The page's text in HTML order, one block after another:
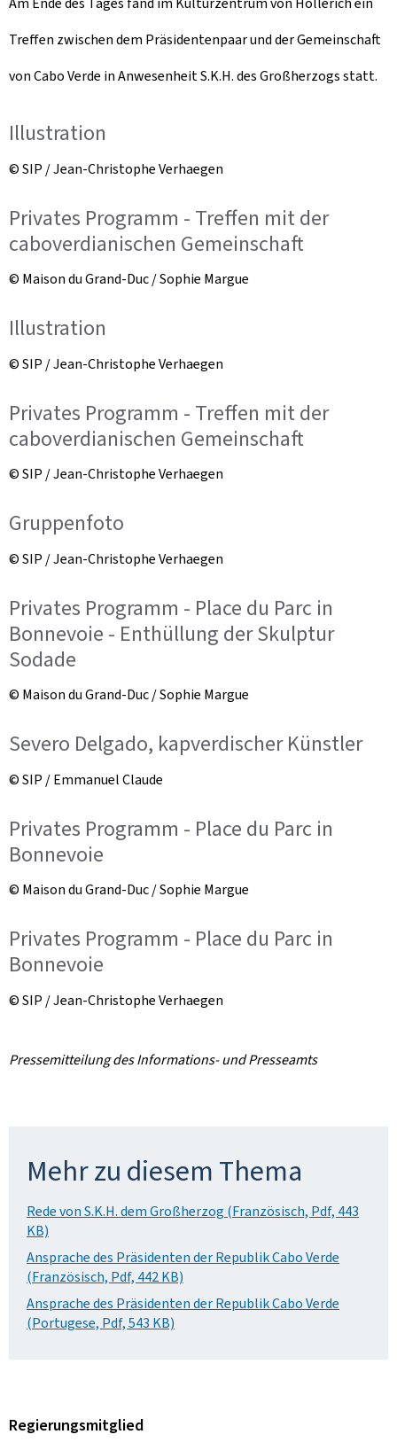
Treffen zwischen dem Präsidentenpaar und der Gemeinschaft
von Cabo Verde in Anwesenheit S.K.H. des Großherzogs statt.
Illustration
© SIP / Jean-Christophe Verhaegen
Privates Programm - Treffen mit der
caboverdianischen Gemeinschaft
© Maison du Grand-Duc / Sophie Margue
Illustration
© SIP / Jean-Christophe Verhaegen
Privates Programm - Treffen mit der
caboverdianischen Gemeinschaft
© SIP / Jean-Christophe Verhaegen
Gruppenfoto
© SIP / Jean-Christophe Verhaegen
Privates Programm - Place du Parc in
Bonnevoie - Enthüllung der Skulptur
Sodade
© Maison du Grand-Duc / Sophie Margue
Severo Delgado, kapverdischer Künstler
© SIP / Emmanuel Claude
Privates Programm - Place du Parc in
Bonnevoie
© Maison du Grand-Duc / Sophie Margue
Privates Programm - Place du Parc in
Bonnevoie
© SIP / Jean-Christophe Verhaegen
Pressemitteilung des Informations- und Presseamts
Mehr zu diesem Thema
Rede von S.K.H. dem Großherzog (Französisch, Pdf, 443
KB)
Ansprache des Präsidenten der Republik Cabo Verde
(Französisch, Pdf, 442 KB)
Ansprache des Präsidenten der Republik Cabo Verde
(Portugese, Pdf, 543 KB)
Regierungsmitglied